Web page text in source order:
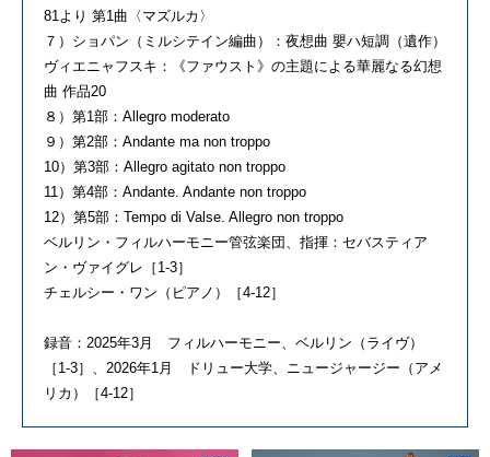
81より 第1曲〈マズルカ〉
７）ショパン（ミルシテイン編曲）：夜想曲 嬰ハ短調（遺作）
ヴィエニャフスキ：《ファウスト》の主題による華麗なる幻想
曲 作品20
８）第1部：Allegro moderato
９）第2部：Andante ma non troppo
10）第3部：Allegro agitato non troppo
11）第4部：Andante. Andante non troppo
12）第5部：Tempo di Valse. Allegro non troppo
ベルリン・フィルハーモニー管弦楽団、指揮：セバスティア
ン・ヴァイグレ［1-3］
チェルシー・ワン（ピアノ）［4-12］
録音：2025年3月 フィルハーモニー、ベルリン（ライヴ）
［1-3］、2026年1月 ドリュー大学、ニュージャージー（アメ
リカ）［4-12］